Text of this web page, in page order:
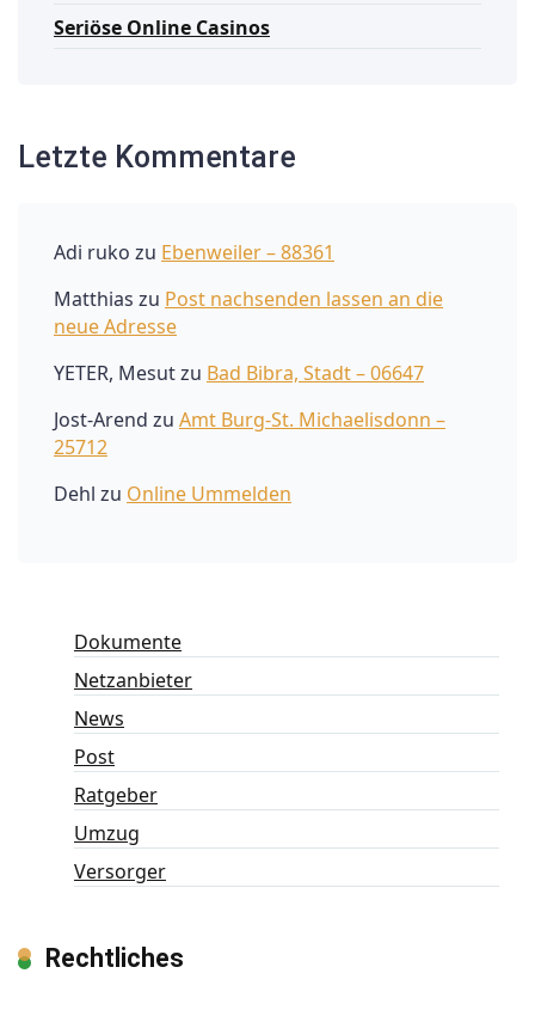
Seriöse Online Casinos
Letzte Kommentare
Adi ruko zu Ebenweiler – 88361
Matthias zu Post nachsenden lassen an die
neue Adresse
YETER, Mesutzu Bad Bibra, Stadt – 06647
Jost-Arend zu Amt Burg-St. Michaelisdonn –
25712
Dehl zu Online Ummelden
Dokumente
Netzanbieter
News
Post
Ratgeber
Umzug
Versorger
Rechtliches